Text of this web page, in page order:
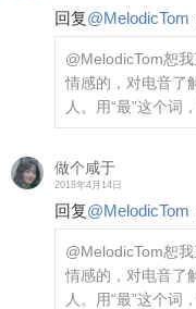
回复@MelodicTom
@MelodicTom恕
情感的，对电音了
人。用“最”这个词
做个咸于
2018年4月14日
回复@MelodicTom
@MelodicTom恕
情感的，对电音了
人。用“最”这个词